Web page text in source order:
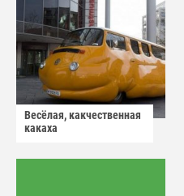
Весёлая, какчественная
какаха